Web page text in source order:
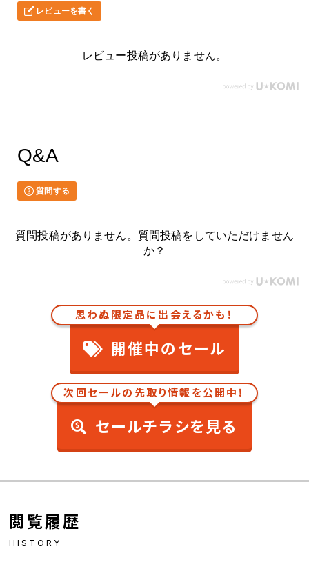
レビューを書く
レビュー投稿がありません。
Q&A
質問する
質問投稿がありません。質問投稿をしていただけません
か？
思わぬ限定品に出会えるかも！
開催中のセール
次回セールの先取り情報を公開中！
セールチラシを見る
閲覧履歴
HISTORY